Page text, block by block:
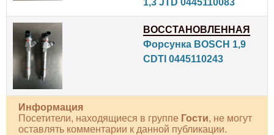
1,3 JTD 0445110083
ВОССТАНОВЛЕННАЯ
Форсунка BOSCH 1,9
CDTI 0445110243
Информация
Посетители, находящиеся в группе Гости, не могут
оставлять комментарии к данной публикации.